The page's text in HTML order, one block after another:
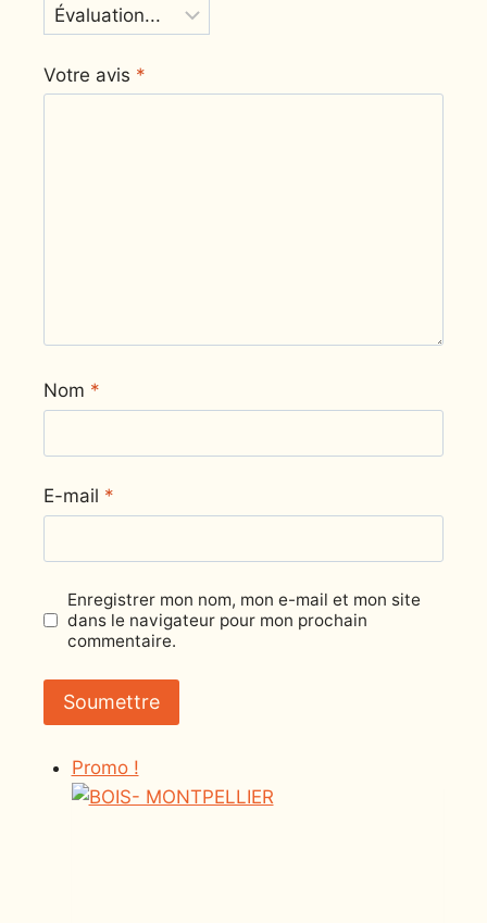
Votre avis *
Nom *
E-mail *
Enregistrer mon nom, mon e-mail et mon site
dans le navigateur pour mon prochain
commentaire.
Promo !